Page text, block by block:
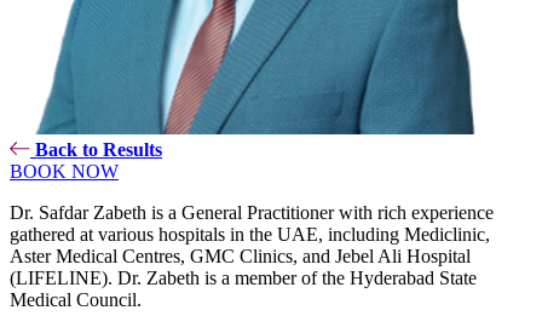
Back to Results
BOOK NOW
Dr. Safdar Zabeth is a General Practitioner with rich experience
gathered at various hospitals in the UAE, including Mediclinic,
Aster Medical Centres, GMC Clinics, and Jebel Ali Hospital
(LIFELINE). Dr. Zabeth is a member of the Hyderabad State
Medical Council.